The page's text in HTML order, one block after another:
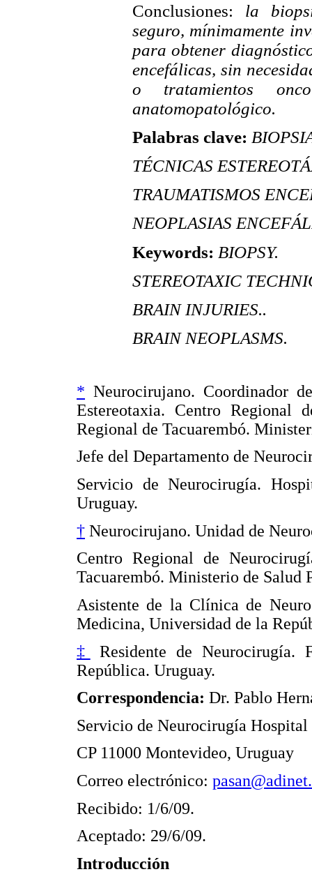
Conclusiones: la
seguro, mínimamente
para obtener
encefálicas, sin
o tratamientos
anatomopatológico.
Palabras clave:
TÉCNICAS
TRAUMATISMOS
NEOPLASIAS
Keywords: BIOPSY.
STEREOTAXIC
BRAIN INJURIES..
BRAIN NEOPLASMS.
* Neurocirujano. Coordinador
Estereotaxia. Centro Regional
Regional de Tacuarembó.
Jefe del Departamento de
Servicio de Neurocirugía.
Uruguay.
† Neurocirujano. Unidad de
Centro Regional de
Tacuarembó. Ministerio de Salud
Asistente de la Clínica de
Medicina, Universidad de la
‡
Residente de Neurocirugía.
República. Uruguay.
Correspondencia: Dr. Pablo
Servicio de Neurocirugía
CP 11000 Montevideo, Uruguay
Correo electrónico:
Recibido: 1/6/09.
Aceptado: 29/6/09.
Introducción